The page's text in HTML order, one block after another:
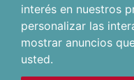
interés en nuestros
personalizar las
mostrar anuncios
usted.